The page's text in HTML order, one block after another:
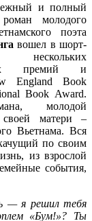
и полный
роман молодого
поэта
вошел в шорт-
премий и
England Book
Book Award.
молодой
своей матери –
Вьетнама. Вся
по своим
из взрослой
события,
— я решил тебя
«Бум!»? Ты